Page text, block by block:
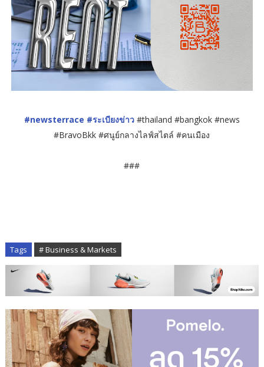
#newsterrace #ระเบียงข่าว#thailand #bangkok #news
#BravoBkk #ศนูย์กลางไลฟ์สไตล์ #คนเมือง
###
Tags # Business & Markets